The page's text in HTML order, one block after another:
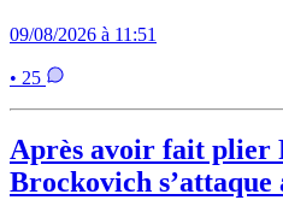
09/08/2026 à 11:51
• 25
Après avoir fait plier
Brockovich s’attaque